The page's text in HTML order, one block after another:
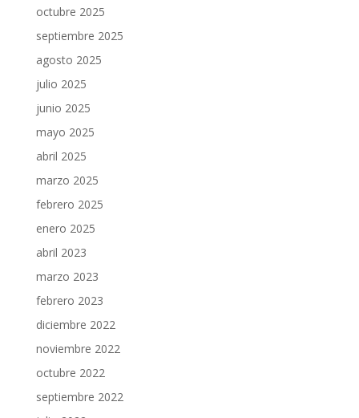
octubre 2025
septiembre 2025
agosto 2025
julio 2025
junio 2025
mayo 2025
abril 2025
marzo 2025
febrero 2025
enero 2025
abril 2023
marzo 2023
febrero 2023
diciembre 2022
noviembre 2022
octubre 2022
septiembre 2022